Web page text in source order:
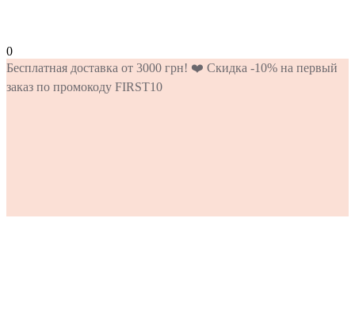
0
Бесплатная доставка от 3000 грн! ❤️ Скидка -10% на первый
заказ по промокоду FIRST10